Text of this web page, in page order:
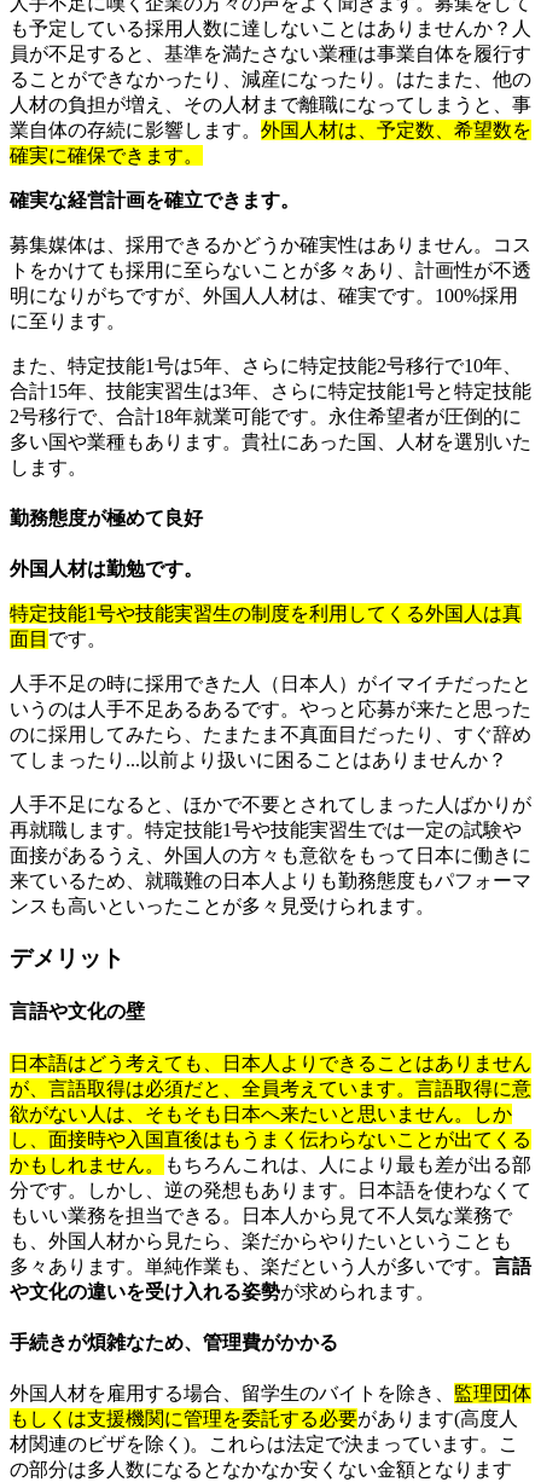
も予定している採用人数に達しないことはありませんか？人
員が不足すると、基準を満たさない業種は事業自体を履行す
ることができなかったり、減産になったり。はたまた、他の
人材の負担が増え、その人材まで離職になってしまうと、事
業自体の存続に影響します。 外国人材は、予定数、希望数を
確実に確保できます。
確実な経営計画を確立できます。
募集媒体は、採用できるかどうか確実性はありません。コス
トをかけても採用に至らないことが多々あり、計画性が不透
明になりがちですが、外国人人材は、確実です。100%採用
に至ります。
また、特定技能1号は5年、さらに特定技能2号移行で10年、
合計15年、技能実習生は3年、さらに特定技能1号と特定技能
2号移行で、合計18年就業可能です。永住希望者が圧倒的に
多い国や業種もあります。貴社にあった国、人材を選別いた
します。
勤務態度が極めて良好
外国人材は勤勉です。
特定技能1号や技能実習生の制度を利用してくる外国人は真
面目 です。
人手不足の時に採用できた人（日本人）がイマイチだったと
いうのは人手不足あるあるです。やっと応募が来たと思った
のに採用してみたら、たまたま不真面目だったり、すぐ辞め
てしまったり...以前より扱いに困ることはありませんか？
人手不足になると、ほかで不要とされてしまった人ばかりが
再就職します。特定技能1号や技能実習生では一定の試験や
面接があるうえ、外国人の方々も意欲をもって日本に働きに
来ているため、就職難の日本人よりも勤務態度もパフォーマ
ンスも高いといったことが多々見受けられます。
デメリット
言語や文化の壁
日本語はどう考えても、日本人よりできることはありません
が、言語取得は必須だと、全員考えています。言語取得に意
欲がない人は、そもそも日本へ来たいと思いません。しか
し、面接時や入国直後はもうまく伝わらないことが出てくる
かもしれません。
もちろんこれは、人により最も差が出る部
分です。しかし、逆の発想もあります。日本語を使わなくて
もいい業務を担当できる。日本人から見て不人気な業務で
も、外国人材から見たら、楽だからやりたいということも
多々あります。単純作業も、楽だという人が多いです。 言語
や文化の違いを受け入れる姿勢が求められます。
手続きが煩雑なため、管理費がかかる
外国人材を雇用する場合、留学生のバイトを除き、 監理団体
もしくは支援機関に管理を委託する必要があります(高度人
材関連のビザを除く)。これらは法定で決まっています。こ
の部分は多人数になるとなかなか安くない金額となります